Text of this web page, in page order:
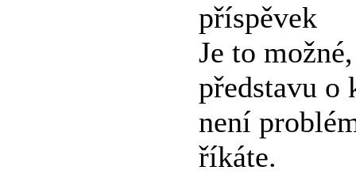
příspěvek
Je to
představu
není
říkáte.